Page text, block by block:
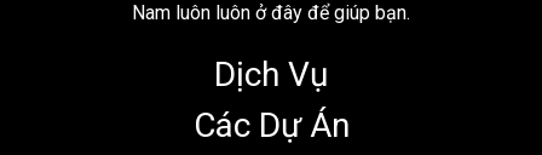
Nam luôn luôn ở đây để giúp bạn.
Dịch Vụ
Các Dự Án